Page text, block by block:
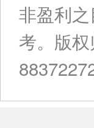
非盈利
考。版